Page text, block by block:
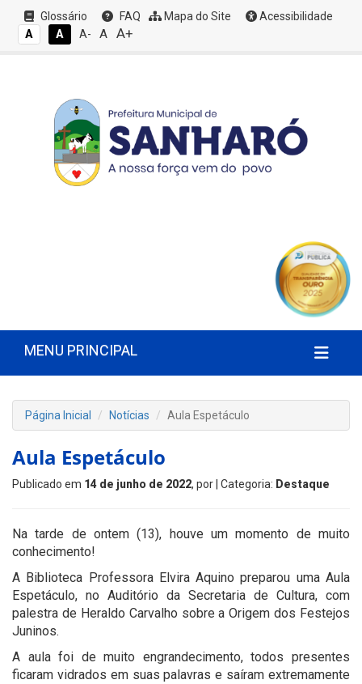
Glossário FAQ Mapa do Site
Acessibilidade
A
A A- A A+
MENU PRINCIPAL
Página Inicial Notícias Aula Espetáculo
Aula Espetáculo
Publicado em 14 de junho de 2022, por | Categoria: Destaque
Na tarde de ontem (13), houve um momento de muito
conhecimento!
A Biblioteca Professora Elvira Aquino preparou uma Aula
Espetáculo, no Auditório da Secretaria de Cultura, com
palestra de Heraldo Carvalho sobre a Origem dos Festejos
Juninos.
A aula foi de muito engrandecimento, todos presentes
ficaram vidrados em suas palavras e saíram extremamente